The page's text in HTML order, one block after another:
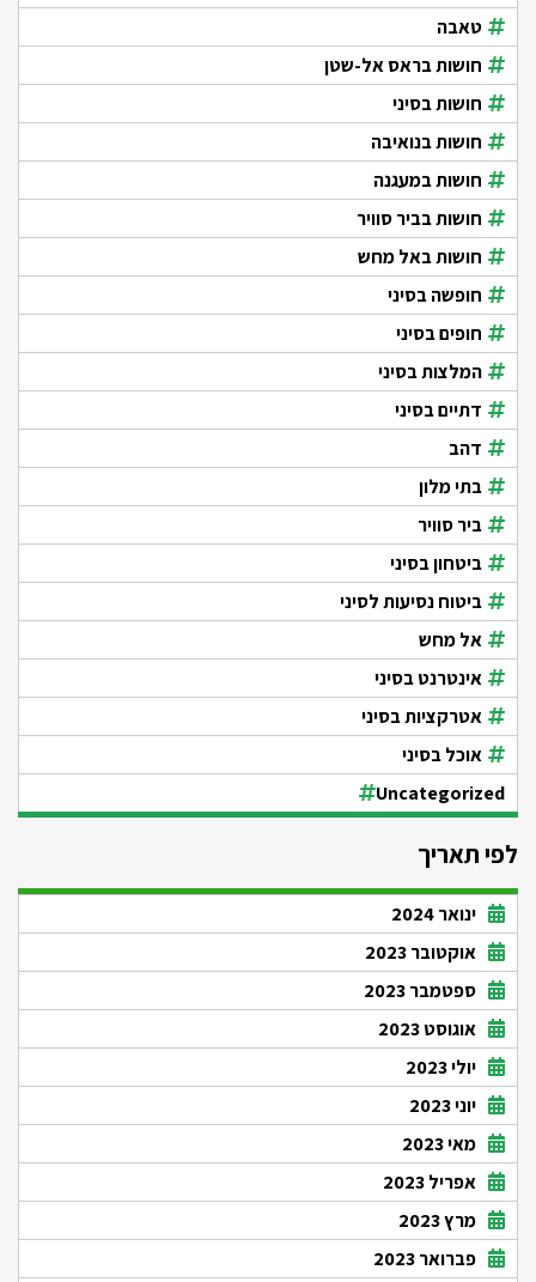
טאבה
חושות בראס אל-שטן
חושות בסיני
חושות בנואיבה
חושות במעגנה
חושות בביר סוויר
חושות באל מחש
חופשה בסיני
חופים בסיני
המלצות בסיני
דתיים בסיני
דהב
בתי מלון
ביר סוויר
ביטחון בסיני
ביטוח נסיעות לסיני
אל מחש
אינטרנט בסיני
אטרקציות בסיני
אוכל בסיני
Uncategorized
לפי תאריך
ינואר 2024
אוקטובר 2023
ספטמבר 2023
אוגוסט 2023
יולי 2023
יוני 2023
מאי 2023
אפריל 2023
מרץ 2023
פברואר 2023